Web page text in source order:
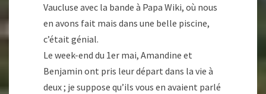
Vaucluse avec la bande à Papa Wiki, où nous
en avons fait mais dans une belle piscine,
c’était génial.
Le week-end du 1er mai, Amandine et
Benjamin ont pris leur départ dans la vie à
deux ; je suppose qu’ils vous en avaient parlé